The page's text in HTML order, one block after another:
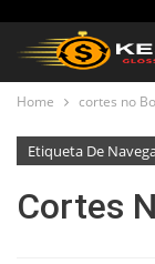
Home cortes no
Etiqueta De
Cortes